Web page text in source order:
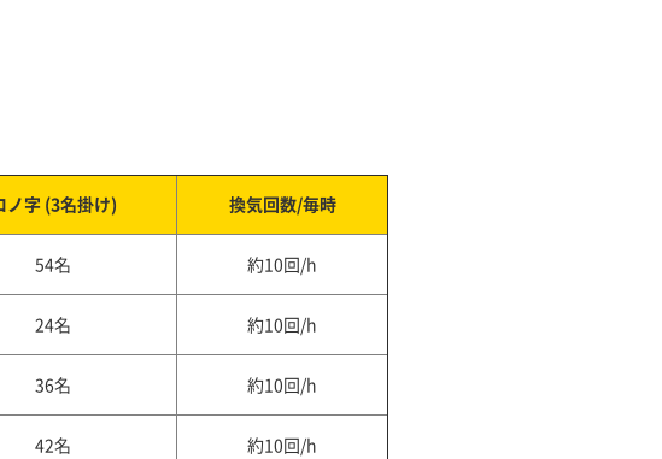
ノ字 (3名掛け) 換気回数/毎時
54名 約10回/h
24名 約10回/h
36名 約10回/h
42名 約10回/h